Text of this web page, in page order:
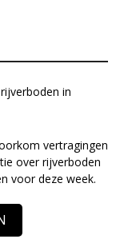
in
vertragingen
over rijverboden
voor deze week.